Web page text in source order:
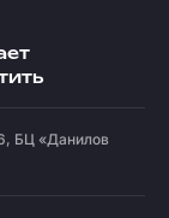
БЦ «Данилов